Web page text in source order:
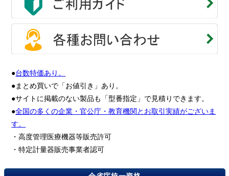
●台数特価あり。
●まとめ買いで「お値引き」あり。
●サイトに掲載のない製品も「型番指定」で見積りできます。
●全国の多くの企業・官公庁・教育機関とお取引実績がございま
す。
・高度管理医療機器等販売許可
・特定計量器販売事業者認可